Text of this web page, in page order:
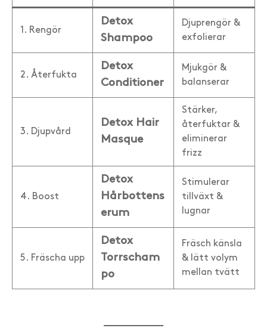
1. Rengör
Detox
Shampoo
Djuprengör &
exfolierar
2. Återfukta
Detox
Conditioner
Mjukgör &
balanserar
3. Djupvård
Detox Hair
Masque
Stärker,
återfuktar &
eliminerar
frizz
4. Boost
Detox
Hårbottens
erum
Stimulerar
tillväxt &
lugnar
5. Fräscha upp
Detox
Torrscham
po
Fräsch känsla
& lätt volym
mellan tvätt